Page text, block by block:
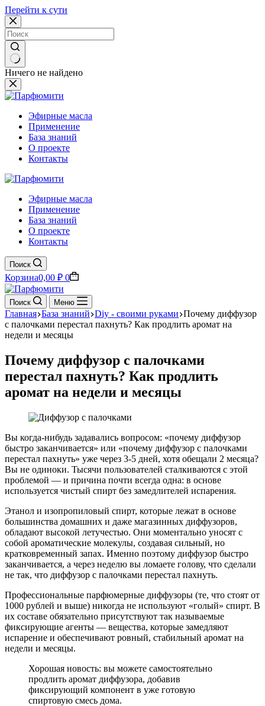
Перейти к сути
Ничего не найдено
Эфирные масла
Применение
База знаний
О проекте
Контакты
Эфирные масла
Применение
База знаний
О проекте
Контакты
Поиск
Корзина0,00 ₽ 0
Поиск Меню
Главная База знаний Diy - своими руками Почему диффузор
с палочками перестал пахнуть? Как продлить аромат на
недели и месяцы
Почему диффузор с палочками
перестал пахнуть? Как продлить
аромат на недели и месяцы
Вы когда-нибудь задавались вопросом: «почему диффузор
быстро заканчивается» или «почему диффузор с палочками
перестал пахнуть» уже через 3-5 дней, хотя обещали 2 месяца?
Вы не одиноки. Тысячи пользователей сталкиваются с этой
проблемой — и причина почти всегда одна: в основе
используется чистый спирт без замедлителей испарения.
Этанол и изопропиловый спирт, которые лежат в основе
большинства домашних и даже магазинных диффузоров,
обладают высокой летучестью. Они моментально уносят с
собой ароматические молекулы, создавая сильный, но
кратковременный запах. Именно поэтому диффузор быстро
заканчивается, а через неделю вы ломаете голову, что сделали
не так, что диффузор с палочками перестал пахнуть.
Профессиональные парфюмерные диффузоры (те, что стоят от
1000 рублей и выше) никогда не используют «голый» спирт. В
их составе обязательно присутствуют так называемые
фиксирующие агенты — вещества, которые замедляют
испарение и обеспечивают ровный, стабильный аромат на
недели и месяцы.
Хорошая новость: вы можете самостоятельно
продлить аромат диффузора, добавив
фиксирующий компонент в уже готовую
спиртовую смесь дома.